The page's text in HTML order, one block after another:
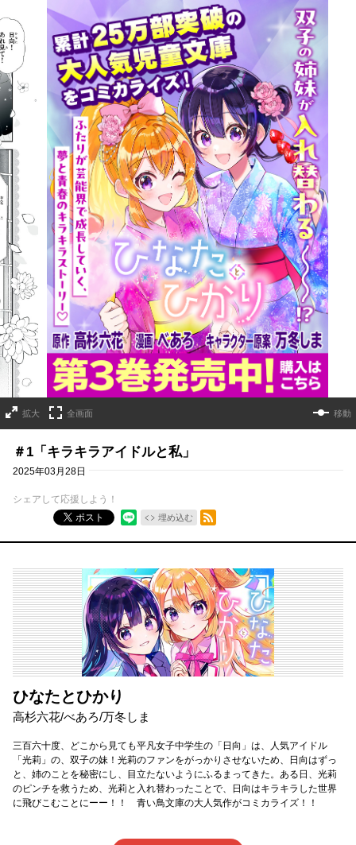
詳細ページへのリンク
拡大 全画面 移動
＃1「キラキラアイドルと私」
2025年03月28日
シェアして応援しよう！
ポスト
埋め込む
RSSフィード
ひなたとひかり
高杉六花/べあろ/万冬しま
三百六十度、どこから見ても平凡女子中学生の「日向」は、人気アイドル
「光莉」の、双子の妹！光莉のファンをがっかりさせないため、日向はずっ
と、姉のことを秘密にし、目立たないようにふるまってきた。ある日、光莉
のピンチを救うため、光莉と入れ替わったことで、日向はキラキラした世界
に飛びこむことにーー！！ 青い鳥文庫の大人気作がコミカライズ！！